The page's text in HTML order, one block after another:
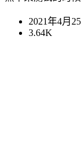
2021年4月
3.64K